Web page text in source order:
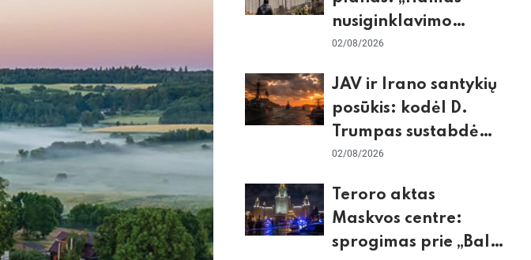
nusiginklavimo
sąlygos, Izraelio
nerimas dėl sienos
02/08/2026
JAV ir Irano santykių
posūkis: kodėl D.
Trumpas sustabdė
smūgius ir kuo
ekonomika
02/08/2026
Teroro aktas
Maskvos centre:
sprogimas prie „Balzi